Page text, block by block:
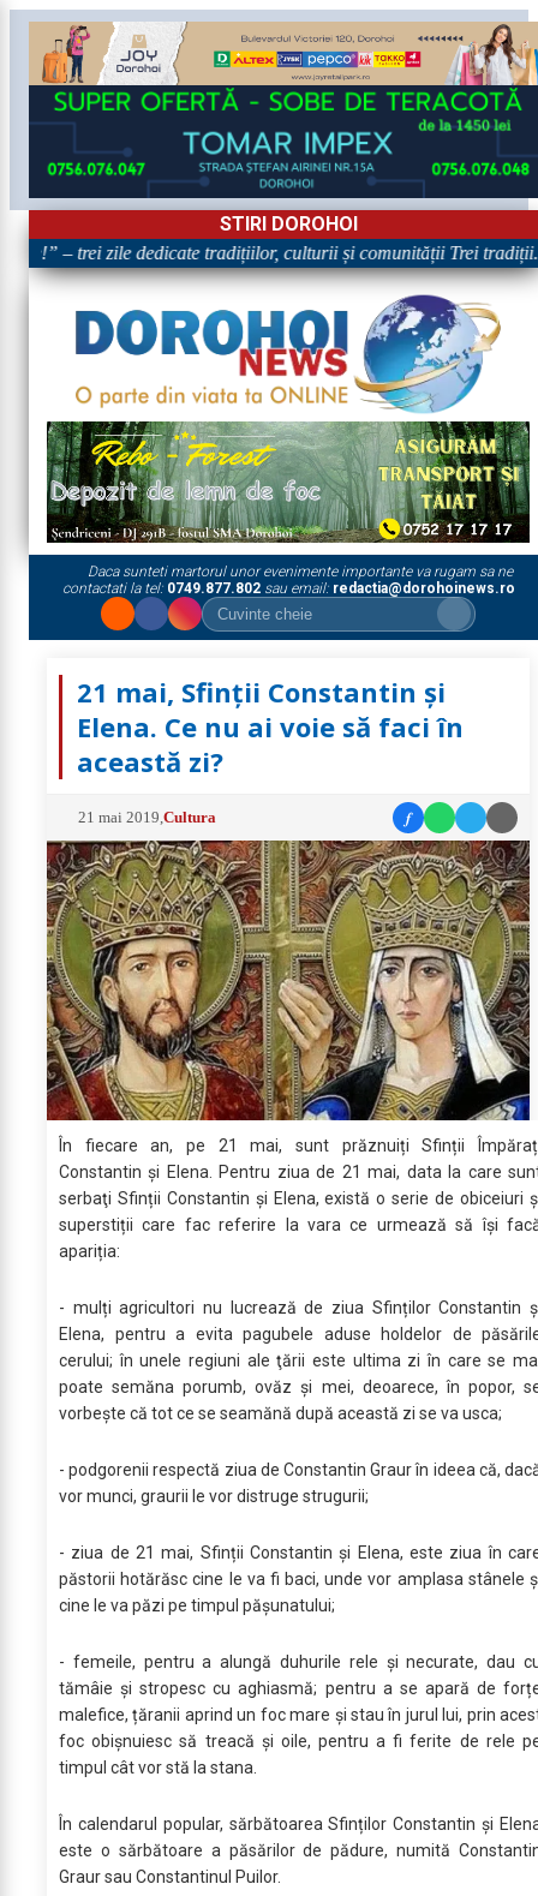
STIRI DOROHOI
– trei zile dedicate tradițiilor, culturii și comunității Trei tradiții.
Daca sunteti martorul unor evenimente importante va rugam sa ne
contactati la tel: 0749.877.802sau email: redactia@dorohoinews.ro
21 mai, Sfinții Constantin și
Elena. Ce nu ai voie să faci în
această zi?
21 mai 2019 ,Cultura f
În fiecare an, pe 21 mai, sunt prăznuiți Sfinții
Constantin și Elena. Pentru ziua de 21 mai, data la care
serbaţi Sfinții Constantin și Elena, există o serie de obiceiuri
superstiții care fac referire la vara ce urmează să își
apariția:
- mulți agricultori nu lucrează de ziua Sfinților Constantin
Elena, pentru a evita pagubele aduse holdelor de
cerului; în unele regiuni ale ţării este ultima zi în care se
poate semăna porumb, ovăz și mei, deoarece, în popor,
vorbește că tot ce se seamănă după această zi se va usca;
- podgorenii respectă ziua de Constantin Graur în ideea că,
vor munci, graurii le vor distruge strugurii;
- ziua de 21 mai, Sfinții Constantin și Elena, este ziua în
păstorii hotărăsc cine le va fi baci, unde vor amplasa stânele
cine le va păzi pe timpul pășunatului;
- femeile, pentru a alungă duhurile rele și necurate, dau
tămâie și stropesc cu aghiasmă; pentru a se apară de
malefice, țăranii aprind un foc mare și stau în jurul lui, prin
foc obișnuiesc să treacă și oile, pentru a fi ferite de rele
timpul cât vor stă la stana.
În calendarul popular, sărbătoarea Sfinților Constantin și
este o sărbătoare a păsărilor de pădure, numită
Graur sau Constantinul Puilor.